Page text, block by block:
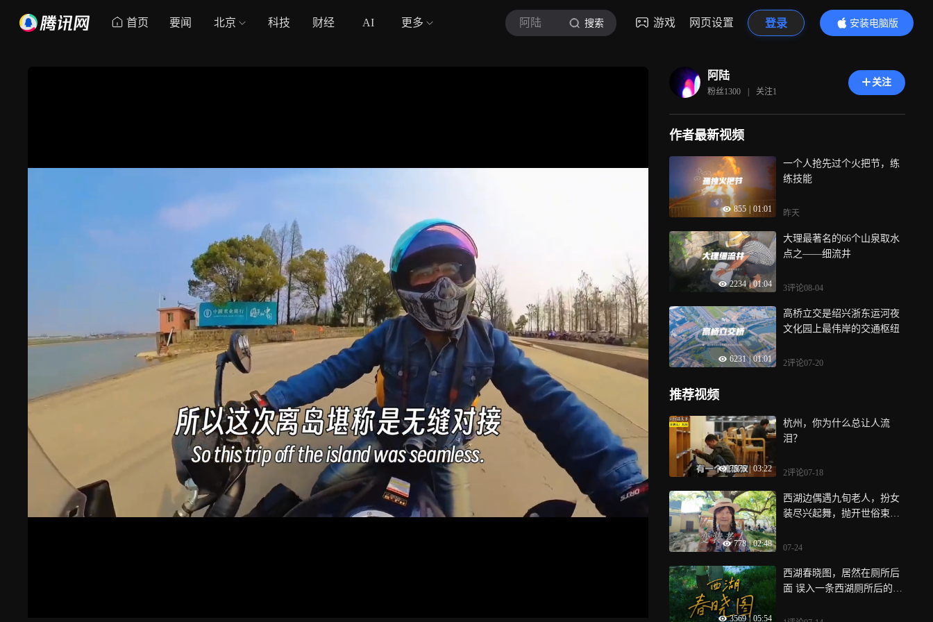
首页 要闻 北京 科技 财经 AI 更多 阿陆 搜索 游戏 网页设置 登录
安装电脑版
内容更精彩
阿陆
粉丝1300 | 关注1
关注
作者最新视频
855 01:01
一个人抢先过个火把节，练
练技能
昨天
2234 | 01:04
大理最著名的66个山泉取水
点之——细流井
3评论08-04
6231 | 01:01
高桥立交是绍兴浙东运河夜
文化园上最伟岸的交通枢纽
2评论07-20
推荐视频
7576 | 03:22
杭州，你为什么总让人流
泪？
2评论07-18
778 | 02:48
西湖边偶遇九旬老人，扮女
装尽兴起舞，抛开世俗束
07-24
3569 | 05:54
西湖春晓图，居然在厕所后
面 误入一条西湖厕所后的无
《西湖春晓图》